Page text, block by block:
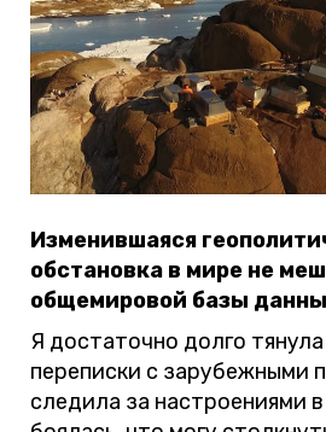
Изменившаяся
обстановка в мире не
общемировой базы
Я достаточно долго
переписки с зарубежными
следила за настроениями